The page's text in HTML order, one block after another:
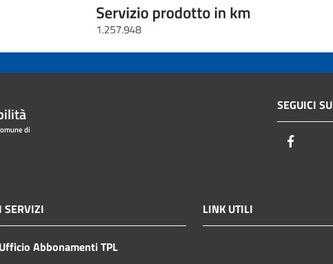
di
SEGUICI SU
I SERVIZI
Ufficio Abbonamenti TPL
LINK UTILI